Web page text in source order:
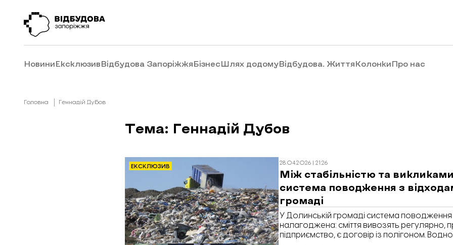
НовиниЕксклюзивВідбудова ЗапоріжжяБізнесШлях додомуВідбудова. ЖиттяКолонкиПро нас
Головна Геннадій Дубов
Тема: Геннадій Дубов
ЕКСКЛЮЗИВ
28.04.2026 | 21:26
Між стабільністю та
система поводження з
громаді
У Долинській громаді система поводження
налагоджена: сміття вивозять регулярно,
підприємство, є договір із полігоном.